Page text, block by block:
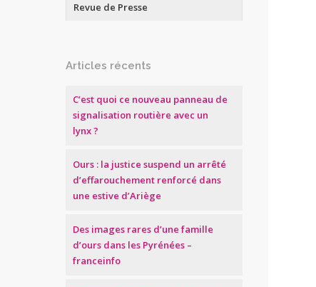
Revue de Presse
Articles récents
C’est quoi ce nouveau panneau de
signalisation routière avec un
lynx ?
Ours : la justice suspend un arrêté
d’effarouchement renforcé dans
une estive d’Ariège
Des images rares d’une famille
d’ours dans les Pyrénées –
franceinfo